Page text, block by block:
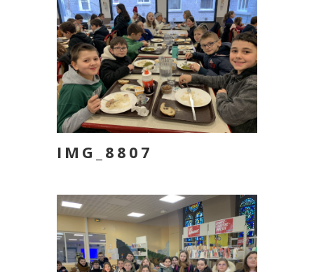
IMG_8807